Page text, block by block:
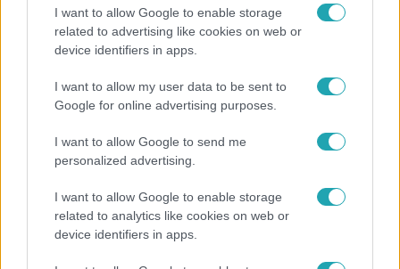
I want to allow Google to enable storage
related to advertising like cookies on web or
device identifiers in apps.
I want to allow my user data to be sent to
Google for online advertising purposes.
I want to allow Google to send me
personalized advertising.
I want to allow Google to enable storage
related to analytics like cookies on web or
device identifiers in apps.
Életmód
Gyakori tévhit dől meg a ventilátorról – így